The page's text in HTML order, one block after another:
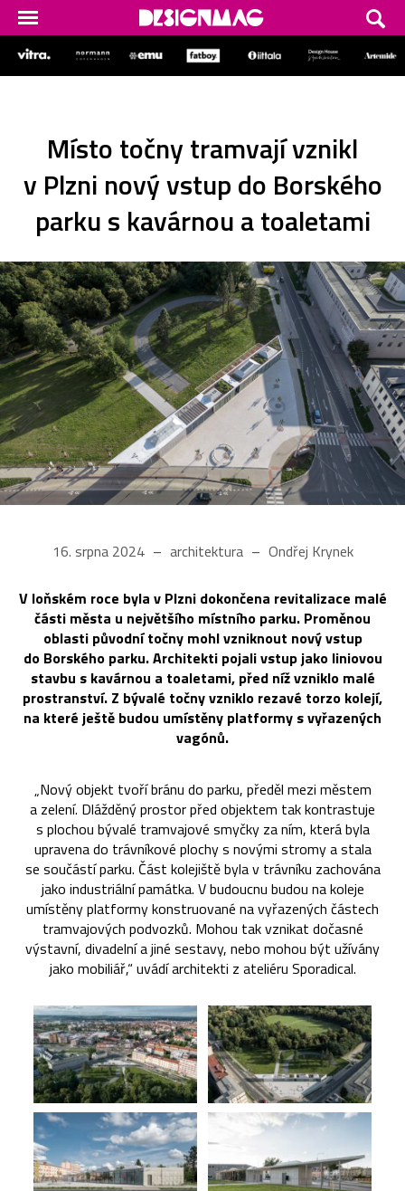
Místo točny tramvají vznikl
v Plzni nový vstup do Borského
parku s kavárnou a toaletami
16. srpna 2024 architektura Ondřej Krynek
V loňském roce byla v Plzni dokončena revitalizace malé
části města u největšího místního parku. Proměnou
oblasti původní točny mohl vzniknout nový vstup
do Borského parku. Architekti pojali vstup jako liniovou
stavbu s kavárnou a toaletami, před níž vzniklo malé
prostranství. Z bývalé točny vzniklo rezavé torzo kolejí,
na které ještě budou umístěny platformy s vyřazených
vagónů.
„Nový objekt tvoří bránu do parku, předěl mezi městem
a zelení. Dlážděný prostor před objektem tak kontrastuje
s plochou bývalé tramvajové smyčky za ním, která byla
upravena do trávníkové plochy s novými stromy a stala
se součástí parku. Část kolejiště byla v trávníku zachována
jako industriální památka. V budoucnu budou na koleje
umístěny platformy konstruované na vyřazených částech
tramvajových podvozků. Mohou tak vznikat dočasné
výstavní, divadelní a jiné sestavy, nebo mohou být užívány
jako mobiliář,“ uvádí architekti z ateliéru Sporadical.